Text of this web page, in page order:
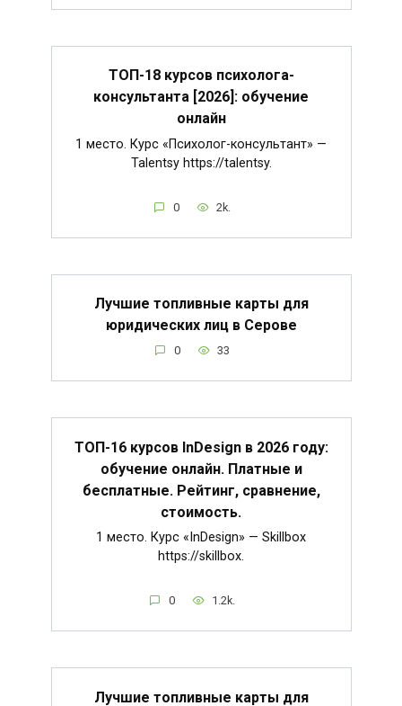
ТОП-18 курсов психолога-
консультанта [2026]: обучение
онлайн
1 место. Курс «Психолог-консультант» —
Talentsy https://talentsy.
0 2k.
Лучшие топливные карты для
юридических лиц в Серове
0 33
ТОП-16 курсов InDesign в 2026 году:
обучение онлайн. Платные и
бесплатные. Рейтинг, сравнение,
стоимость.
1 место. Курс «InDesign» — Skillbox
https://skillbox.
0 1.2k.
Лучшие топливные карты для